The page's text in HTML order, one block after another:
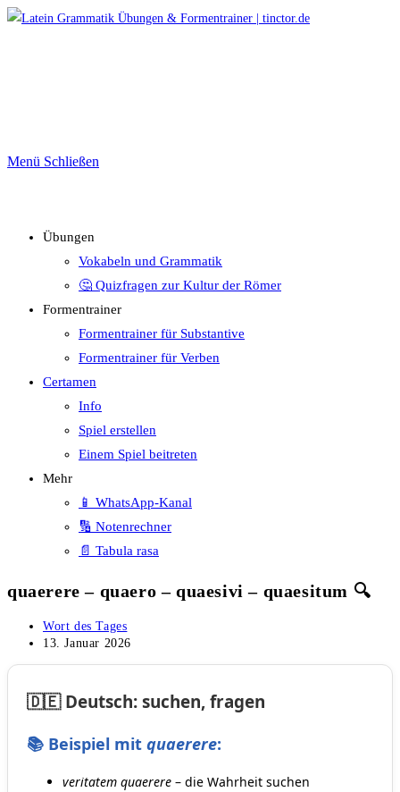
Zum
Menü Schließen
Übungen
Vokabeln und Grammatik
🤔 Quizfragen zur Kultur der Römer
Formentrainer
Formentrainer für Substantive
Formentrainer für Verben
Certamen
Info
Spiel erstellen
Einem Spiel beitreten
Mehr
📱 WhatsApp-Kanal
🔢 Notenrechner
📄 Tabula rasa
quaerere – quaero – quaesivi – quaesitum 🔍
Beitrags-
Kategorie:
Wort des Tages
Beitrag
13. Januar 2026
🇩🇪 Deutsch: suchen, fragen
📚 Beispiel mit quaerere:
veritatem quaerere – die Wahrheit suchen